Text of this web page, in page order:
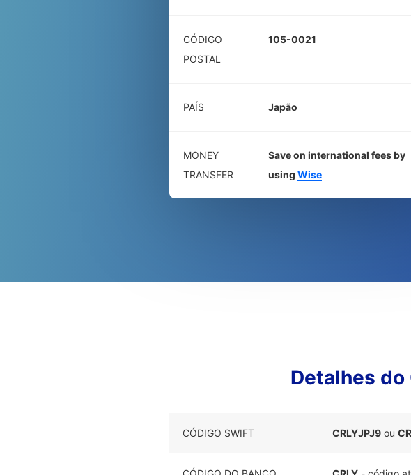
CÓDIGO
POSTAL
105-0021
PAÍS Japão
MONEY
TRANSFER
Save on international fees by
using Wise
Detalhes do
CÓDIGO SWIFT CRLYJPJ9 ou